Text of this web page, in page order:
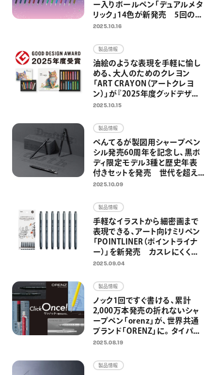
ー入りボールペン「デュアルメタ
リック」14色が新発売 5回の限
定発売を経て、待望の定番化 ノ
グリッターインキが華やかに彩
る
2025.10.16
製品情報
油絵のような表現を手軽に愉し
める、大人のためのクレヨン
「ART CRAYON（アートクレヨ
ン）」が『2025年度グッドデザイ
ン賞』を受賞
2025.10.15
製品情報
ぺんてるが製図用シャープペン
シル発売60周年を記念し、黒ボ
ディ限定モデル3種と歴史年表
付きセットを発売 世代を超え
て、学生からアーティストに愛さ
2025.10.09
製品情報
手軽なイラストから細密画まで
表現できる、アート向けミリペン
「POINTLINER（ポイントライナ
ー）」を新発売 カスレにくく安
定した描き心地で均一な線が描
2025.09.04
製品情報
ノック1回ですぐ書ける、累計
2,000万本発売の折れないシャ
ープペン「orenz」が、世界共通
ブランド「ORENZ」に。タイパに
優れたZ世代向けシャープペン
2025.08.19
製品情報